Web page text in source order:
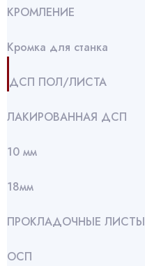
КРОМЛЕНИЕ
Кромка для станка
ДСП ПОЛ/ЛИСТА
ЛАКИРОВАННАЯ ДСП
10 мм
18мм
ПРОКЛАДОЧНЫЕ ЛИСТЫ
ОСП